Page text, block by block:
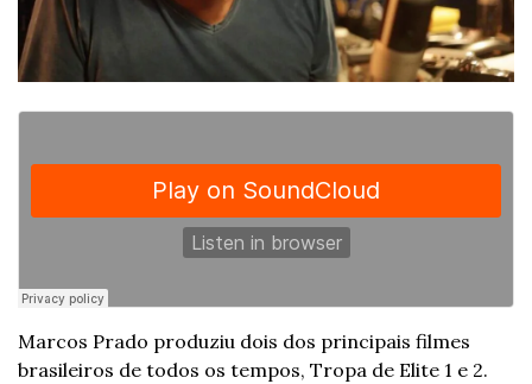
Marcos Prado produziu dois dos principais filmes
brasileiros de todos os tempos, Tropa de Elite 1 e 2.